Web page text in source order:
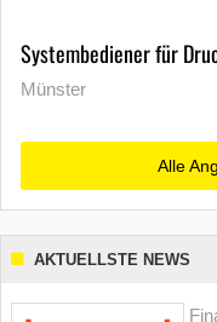
Systembediener für
Münster
Alle
AKTUELLSTE NEWS